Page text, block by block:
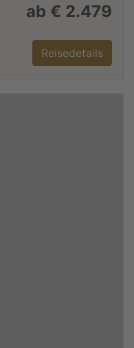
ab € 2.479
Reisedetails